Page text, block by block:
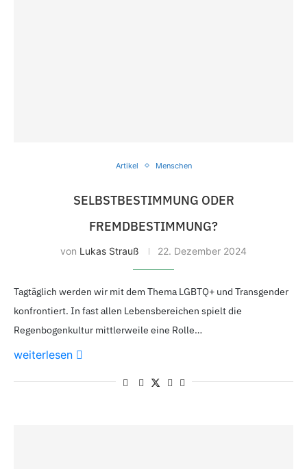
Artikel Menschen
SELBSTBESTIMMUNG ODER
FREMDBESTIMMUNG?
von Lukas Strauß 22. Dezember 2024
Tagtäglich werden wir mit dem Thema LGBTQ+ und Transgender
konfrontiert. In fast allen Lebensbereichen spielt die
Regenbogenkultur mittlerweile eine Rolle…
weiterlesen